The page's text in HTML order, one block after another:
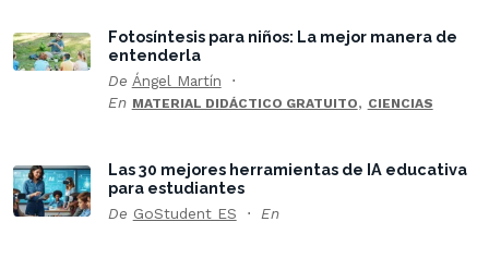
Fotosíntesis para niños: La mejor manera de
entenderla
De Ángel Martín
En MATERIAL DIDÁCTICO GRATUITO, CIENCIAS
Las 30 mejores herramientas de IA educativa
para estudiantes
De GoStudent ES En